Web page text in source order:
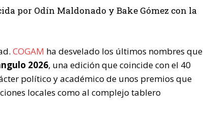
por Odín Maldonado y Bake Gómez con la
COGAM ha desvelado los últimos nombres que
2026, una edición que coincide con el 40
político y académico de unos premios que
locales como al complejo tablero